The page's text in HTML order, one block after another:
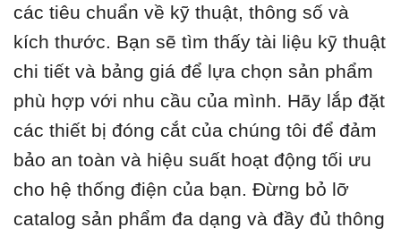
các tiêu chuẩn về kỹ thuật, thông số và
kích thước. Bạn sẽ tìm thấy tài liệu kỹ thuật
chi tiết và bảng giá để lựa chọn sản phẩm
phù hợp với nhu cầu của mình. Hãy lắp đặt
các thiết bị đóng cắt của chúng tôi để đảm
bảo an toàn và hiệu suất hoạt động tối ưu
cho hệ thống điện của bạn. Đừng bỏ lỡ
catalog sản phẩm đa dạng và đầy đủ thông